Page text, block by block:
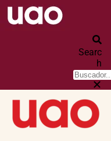
Searc
h